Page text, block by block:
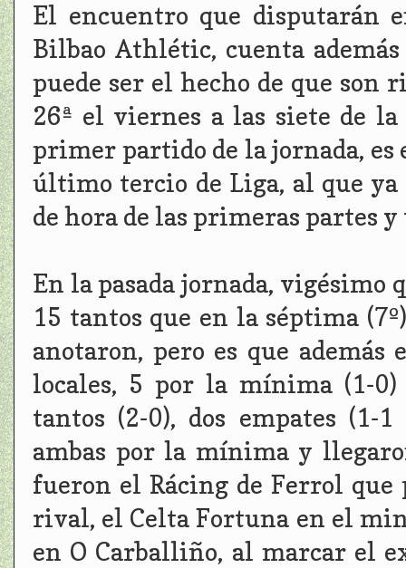
El encuentro que disputarán
Bilbao Athlétic, cuenta
puede ser el hecho de que son
26ª el viernes a las siete de la
primer partido de la jornada,
último tercio de Liga, al que
de hora de las primeras partes y
En la pasada jornada, vigésimo
15 tantos que en la séptima
anotaron, pero es que
locales, 5 por la mínima (1-
tantos (2-0), dos empates (1-
ambas por la mínima y
fueron el Rácing de Ferrol que
rival, el Celta Fortuna en el
en O Carballiño, al marcar el